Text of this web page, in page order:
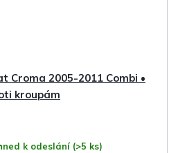
Croma 2005-2011 Combi •
kroupám
k odeslání (>5 ks)